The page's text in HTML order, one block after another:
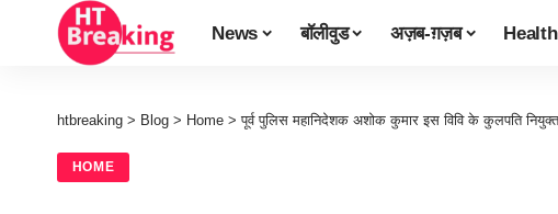
News बॉलीवुड अज़ब-ग़ज़ब Health
htbreaking > Blog > Home >पूर्व पुलिस महानिदेशक अशोक कुमार इस विवि के कुलपति
HOME